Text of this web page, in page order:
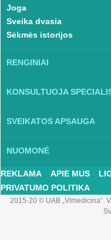
Joga
Sveika dvasia
Sėkmės istorijos
RENGINIAI
KONSULTUOJA
SVEIKATOS APSAUGA
NUOMONĖ
REKLAMA APIE MUS
PRIVATUMO POLITIKA
2015-20 © UAB „Vlmedicina“.